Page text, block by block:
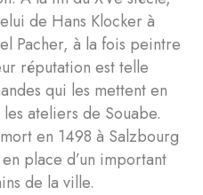
de Hans Klocker à
Pacher, à la fois peintre
réputation est telle
qui les mettent en
ateliers de Souabe.
en 1498 à Salzbourg
place d’un important
de la ville.